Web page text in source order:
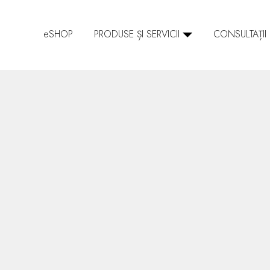
SHOP PRODUSE ȘI SERVICII CONSULTAȚII